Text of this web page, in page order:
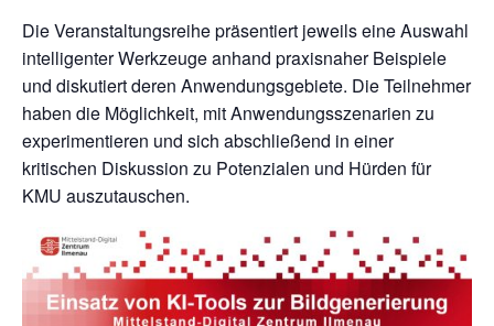
Die Veranstaltungsreihe präsentiert jeweils eine Auswahl
intelligenter Werkzeuge anhand praxisnaher Beispiele
und diskutiert deren Anwendungsgebiete. Die Teilnehmer
haben die Möglichkeit, mit Anwendungsszenarien zu
experimentieren und sich abschließend in einer
kritischen Diskussion zu Potenzialen und Hürden für
KMU auszutauschen.